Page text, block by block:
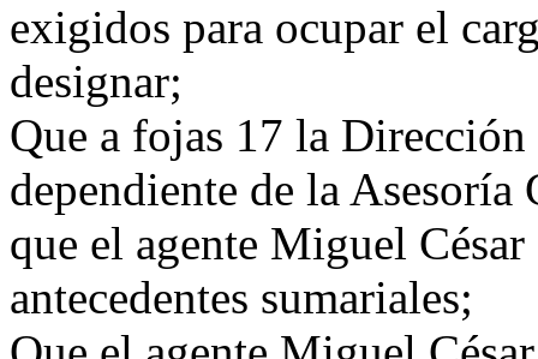
exigidos para ocupar el
designar;
Que a fojas 17 la
dependiente de la
que el agente Miguel
antecedentes sumariales;